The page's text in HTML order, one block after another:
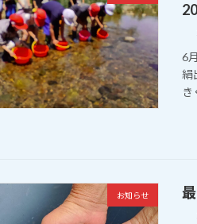
6
絹
き
お知らせ